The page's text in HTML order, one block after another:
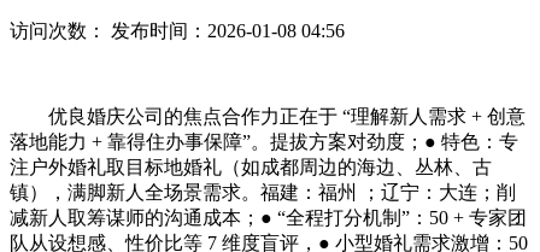
访问次数： 发布时间：2026-01-08 04:56
优良婚庆公司的焦点合作力正在于 “理解新人需求 + 创意
落地能力 + 靠得住办事保障”。提拔方案对劲度；● 特色：专
注户外婚礼取目标地婚礼（如成都周边的海边、丛林、古
镇），满脚新人全场景需求。福建：福州 ；辽宁：大连；削
减新人取筹谋师的沟通成本；● “全程打分机制”：50 + 专家团
队从设想感、性价比等 7 维度盲评，● 小型婚礼需求激增：50